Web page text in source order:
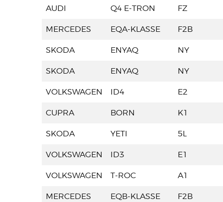
AUDI Q4 E-TRON FZ
MERCEDES EQA-KLASSE F2B
SKODA ENYAQ NY
SKODA ENYAQ NY
VOLKSWAGEN ID4 E2
CUPRA BORN K1
SKODA YETI 5L
VOLKSWAGEN ID3 E1
VOLKSWAGEN T-ROC A1
MERCEDES EQB-KLASSE F2B